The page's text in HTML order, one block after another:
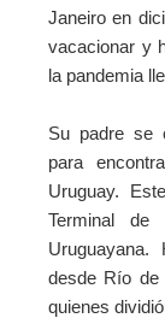
Janeiro en
vacacionar y
la pandemia
Su padre se
para
Uruguay.
Terminal de
desde Río de
quienes